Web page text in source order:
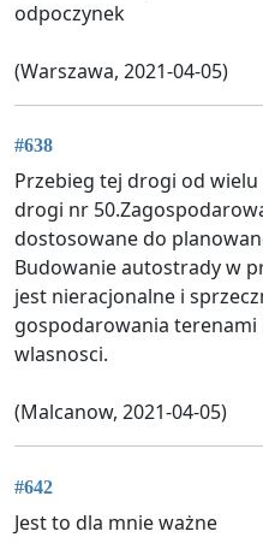
odpoczynek
(Warszawa, 2021-04-05)
#638
Przebieg tej drogi od
drogi nr
dostosowane do
Budowanie autostrady w
jest nieracjonalne i
gospodarowania
wlasnosci.
(Malcanow, 2021-04-05)
#642
Jest to dla mnie ważne